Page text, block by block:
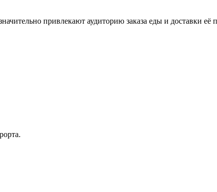
привлекают аудиторию заказа еды и доставки её